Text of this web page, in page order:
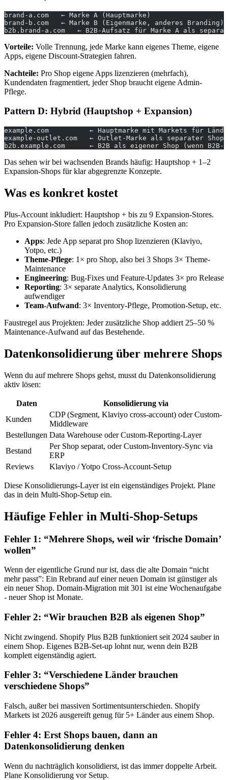
brand-a.com   ← Marke A (Hauptmarke)
brand-b.com   ← Marke B (Eigenmarke, anderes Branding)
b2b.brand-a.com   ← B2B-Aufsatz für Marke A als
Vorteile: Volle Trennung, jede Marke kann eigenes Theme, eigene
Apps, eigene Discount-Strategien fahren.
Nachteile: Pro Shop eigene Apps lizenzieren (mehrfach),
Kundendaten fragmentiert, jeder Shop braucht eigene Admin-
Pflege.
Pattern D: Hybrid (Hauptshop + Expansion)
example.com          ← Hauptmarke mit Markets für
example-outlet.com   ← Outlet-Marke als separater Shop
b2b.example.com      ← B2B als eigener Shop (wenn B2B-
Das sehen wir bei wachsenden Brands häufig: Hauptshop + 1–2
Expansion-Shops für klar abgegrenzte Konzepte.
Was es konkret kostet
Plus-Account inkludiert: Hauptshop + bis zu 9 Expansion-Stores.
Pro Expansion-Store fallen jedoch zusätzliche Kosten an:
Apps: Jede App separat pro Shop lizenzieren (Klaviyo,
Yotpo, etc.)
Theme-Pflege: 1× pro Shop, also bei 3 Shops 3× Theme-
Maintenance
Engineering: Bug-Fixes und Feature-Updates 3× pro Release
Reporting: 3× separate Analytics, Konsolidierung
aufwendiger
Team-Aufwand: 3× Inventory-Pflege, Promotion-Setup, etc.
Faustregel aus Projekten: Jeder zusätzliche Shop addiert 25–50 %
Maintenance-Aufwand auf das Bestehende.
Datenkonsolidierung über mehrere Shops
Wenn du auf mehrere Shops gehst, musst du Datenkonsolidierung
aktiv lösen:
Daten
Konsolidierung via
Kunden
CDP (Segment, Klaviyo cross-account) oder Custom-
Middleware
Bestellungen Data Warehouse oder Custom-Reporting-Layer
Bestand
Per Shop separat, oder Custom-Inventory-Sync via
ERP
Reviews
Klaviyo / Yotpo Cross-Account-Setup
Diese Konsolidierungs-Layer ist ein eigenständiges Projekt. Plane
das in dein Multi-Shop-Setup ein.
Häufige Fehler in Multi-Shop-Setups
Fehler 1: “Mehrere Shops, weil wir ‘frische Domain’
wollen”
Wenn der eigentliche Grund nur ist, dass die alte Domain “nicht
mehr passt”: Ein Rebrand auf einer neuen Domain ist günstiger als
ein neuer Shop. Domain-Migration mit 301 ist eine Wochenaufgabe
- neuer Shop ist Monate.
Fehler 2: “Wir brauchen B2B als eigenen Shop”
Nicht zwingend. Shopify Plus B2B funktioniert seit 2024 sauber in
einem Shop. Eigenes B2B-Set-up lohnt nur, wenn dein B2B
komplett eigenständig agiert.
Fehler 3: “Verschiedene Länder brauchen
verschiedene Shops”
Falsch, außer bei massiven Sortimentsunterschieden. Shopify
Markets ist 2026 ausgereift genug für 5+ Länder aus einem Shop.
Fehler 4: Erst Shops bauen, dann an
Datenkonsolidierung denken
Wenn du nachträglich konsolidierst, ist das immer doppelte Arbeit.
Plane Konsolidierung vor Setup.